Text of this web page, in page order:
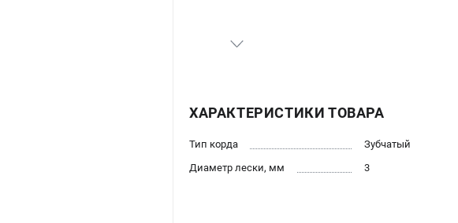
ХАРАКТЕРИСТИКИ ТОВАРА
Тип корда
Зубчатый
Диаметр лески, мм
3